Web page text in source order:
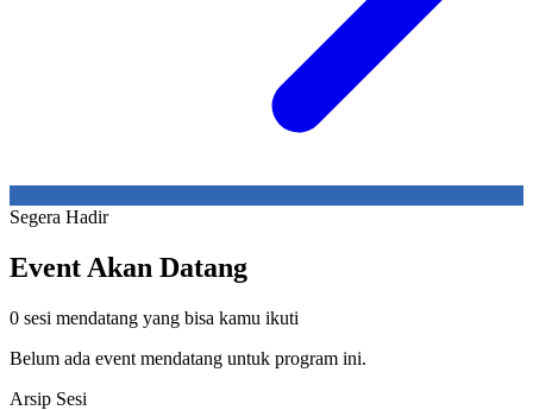
Segera Hadir
Event Akan Datang
0 sesi mendatang yang bisa kamu ikuti
Belum ada event mendatang untuk program ini.
Arsip Sesi